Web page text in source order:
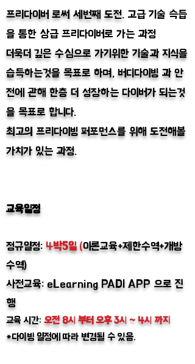
프리다이버 로써 세번째 도전. 고급 기술 슥듭
을 통한 상급 프리다이버로 가는 과정
더욱더 깊은 수심으로 가기위한 기술과 지식을
습득하는것을 목표로 하며, 버디다이빙 과 안
전에 관해 한층 더 성장하는 다이버가 되는것
을 목표로 합니다.
​최고의 프리다이빙 퍼포먼스를 위해 도전해볼
가치가 있는 과정.
교육일정
정규일정: 4박5일(이론교육+제한수역+개방
수역)
사전교육: eLearning PADI APP 으로 진
행
교육 시간: 오전 8시 부터 오후 3시 ~ 4시 까지
*다이빙 일정에 따라 변경될 수 있음.